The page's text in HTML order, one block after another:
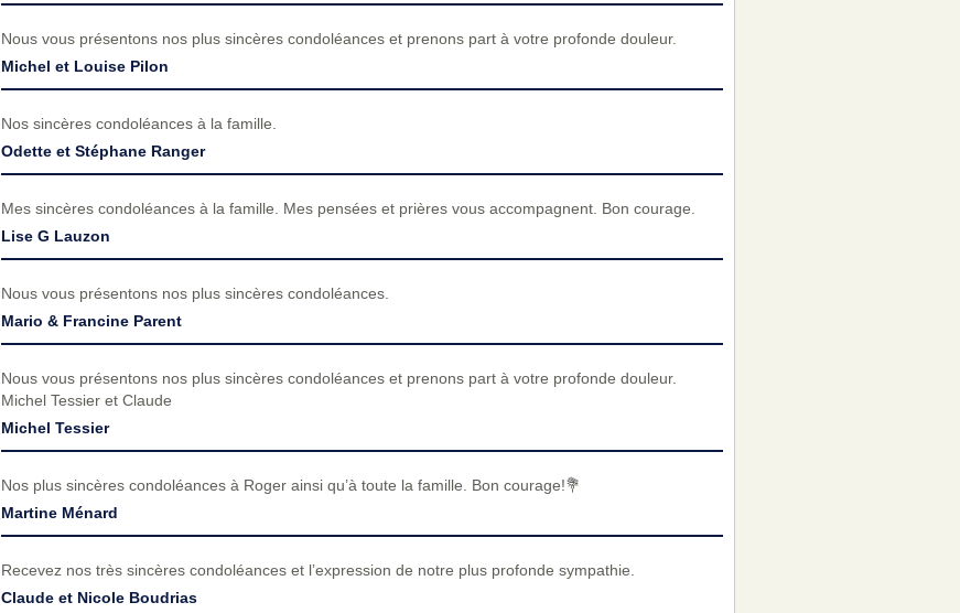
Nous vous présentons nos plus sincères condoléances et prenons part à votre profonde douleur.
Michel et Louise Pilon
Nos sincères condoléances à la famille.
Odette et Stéphane Ranger
Mes sincères condoléances à la famille. Mes pensées et prières vous accompagnent. Bon courage.
Lise G Lauzon
Nous vous présentons nos plus sincères condoléances.
Mario & Francine Parent
Nous vous présentons nos plus sincères condoléances et prenons part à votre profonde douleur.
Michel Tessier et Claude
Michel Tessier
Nos plus sincères condoléances à Roger ainsi qu’à toute la famille. Bon courage!💐
Martine Ménard
Recevez nos très sincères condoléances et l’expression de notre plus profonde sympathie.
Claude et Nicole Boudrias